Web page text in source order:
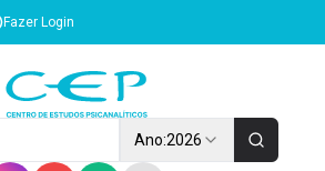
Fazer Login
Ano:2026